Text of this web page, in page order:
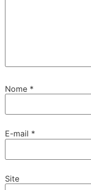
Nome *
E-mail *
Site